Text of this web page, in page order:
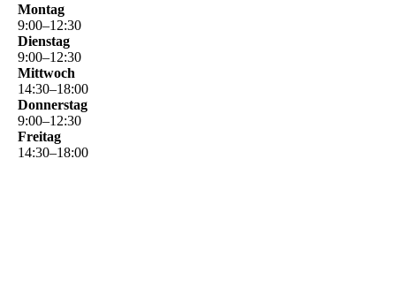
Montag
9:00–12:30
Dienstag
9:00–12:30
Mittwoch
14:30–18:00
Donnerstag
9:00–12:30
Freitag
14:30–18:00